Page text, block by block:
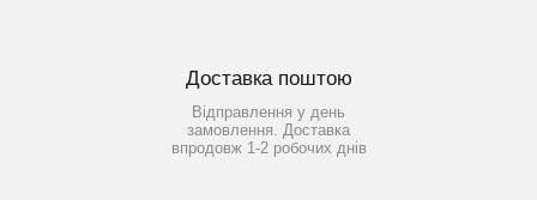
Доставка поштою
Відправлення у день
замовлення. Доставка
впродовж 1-2 робочих днів